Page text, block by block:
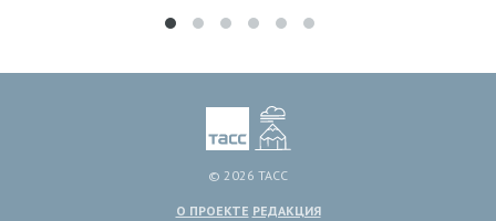
© 2026 ТАСС
О ПРОЕКТЕ РЕДАКЦИЯ